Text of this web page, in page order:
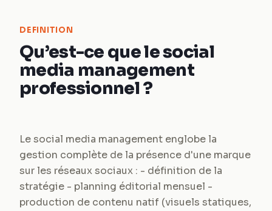
DEFINITION
Qu’est-ce que le social
media management
professionnel ?
Le social media management englobe la
gestion complète de la présence d'une marque
sur les réseaux sociaux : - définition de la
stratégie - planning éditorial mensuel -
production de contenu natif (visuels statiques,